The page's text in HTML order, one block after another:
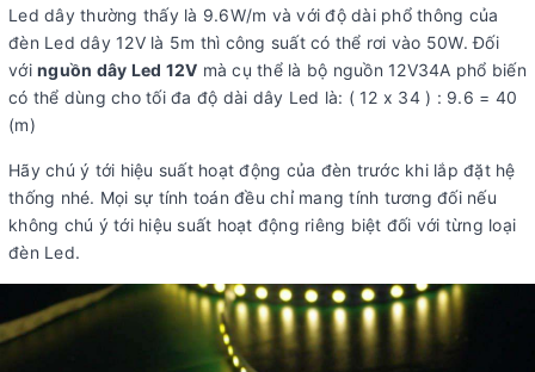
Led dây thường thấy là 9.6W/m và với độ dài phổ thông của
đèn Led dây 12V là 5m thì công suất có thể rơi vào 50W. Đối
với nguồn dây Led 12V mà cụ thể là bộ nguồn 12V34A phổ biến
có thể dùng cho tối đa độ dài dây Led là: ( 12 x 34 ) : 9.6 = 40
(m)
Hãy chú ý tới hiệu suất hoạt động của đèn trước khi lắp đặt hệ
thống nhé. Mọi sự tính toán đều chỉ mang tính tương đối nếu
không chú ý tới hiệu suất hoạt động riêng biệt đối với từng loại
đèn Led.